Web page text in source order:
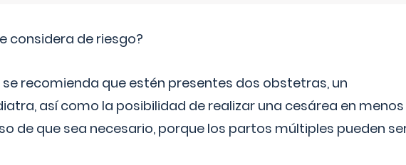
considera de riesgo?
recomienda que estén presentes dos obstetras, un
así como la posibilidad de realizar una cesárea en menos
de que sea necesario, porque los partos múltiples pueden